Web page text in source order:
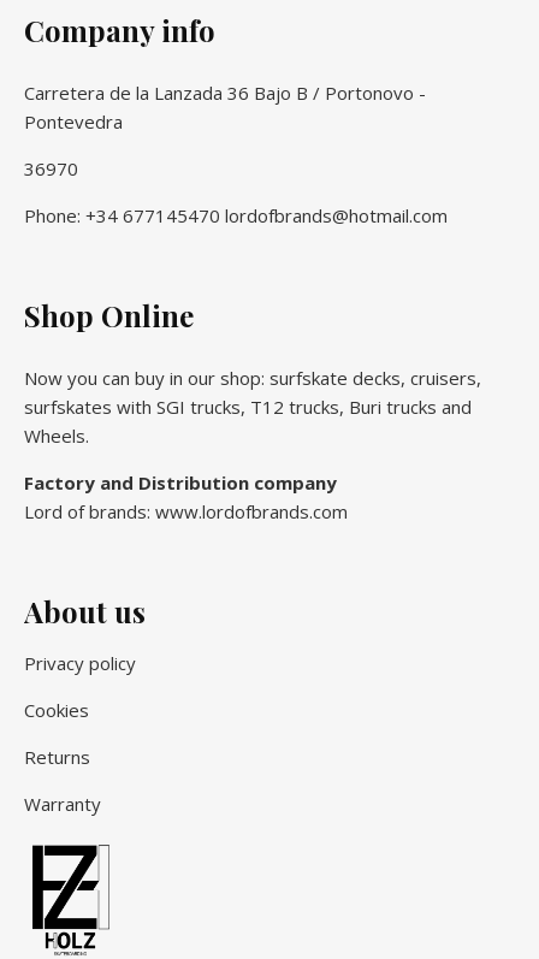
Company info
Carretera de la Lanzada 36 Bajo B / Portonovo -
Pontevedra
36970
Phone: +34 677145470 lordofbrands@hotmail.com
Shop Online
Now you can buy in our shop: surfskate decks, cruisers,
surfskates with SGI trucks, T12 trucks, Buri trucks and
Wheels.
Factory and Distribution company
Lord of brands: www.lordofbrands.com
About us
Privacy policy
Cookies
Returns
Warranty